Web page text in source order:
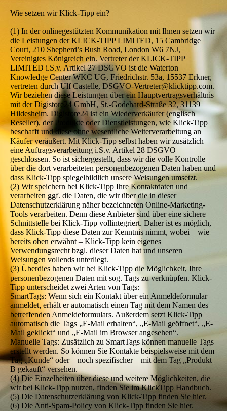
Wie setzen wir Klick-Tipp ein?
(1) In der onlinegestützten Kommunikation mit Ihnen setzen wir
die Leistungen der KLICK-TIPP LIMITED, 15 Cambridge
Court, 210 Shepherd’s Bush Road, London W6 7NJ,
Vereinigtes Königreich ein. Vertreter der KLICK-TIPP
LIMITED i.S.v. Artikel 27 DSGVO ist die Waterton
Knowledge Center WKC UG, Friedrichstr. 53a, 15537 Erkner,
vertreten durch Ulf Castelle, DSGVO-Vertreter@klicktipp.com.
Wir beziehen diese Leistungen über ein Hauptvertragsverhältnis
mit der Digistore24 GmbH, St.-Godehard-Straße 32, 31139
Hildesheim. Digistore24 ist ein Wiederverkäufer (englisch
Reseller), der Produkte oder Dienstleistungen, wie Klick-Tipp
beschafft und diese ohne wesentliche Weiterverarbeitung an
Käufer veräußert. Mit Klick-Tipp selbst haben wir zusätzlich
eine Auftragsverarbeitung i.S.v. Artikel 28 DSGVO
geschlossen. So ist sichergestellt, dass wir die volle Kontrolle
über die dort verarbeiteten personenbezogenen Daten haben und
dass Klick-Tipp spiegelbildlich unsere Weisungen umsetzt.
(2) Wir speichern bei Klick-Tipp Ihre Kontaktdaten und
verarbeiten ggf. die Daten, die wir über die in dieser
Datenschutzerklärung näher bezeichneten Online-Marketing-
Tools verarbeiten. Denn diese Anbieter sind über eine sichere
Schnittstelle bei Klick-Tipp vollintegriert. Daher ist es möglich,
dass Klick-Tipp diese Daten zur Kenntnis nimmt, wobei – wie
bereits oben erwähnt – Klick-Tipp kein eigenes
Verwendungsrecht bzgl. dieser Daten hat und unseren
Weisungen vollends unterliegt.
(3) Überdies haben wir bei Klick-Tipp die Möglichkeit, Ihre
personenbezogenen Daten mit sog. Tags zu verknüpfen. Klick-
Tipp unterscheidet zwei Arten von Tags:
SmartTags: Wenn sich ein Kontakt über ein Anmeldeformular
anmeldet, erhält er automatisch einen Tag mit dem Namen des
betreffenden Anmeldeformulars. Außerdem setzt Klick-Tipp
automatisch die Tags „E-Mail erhalten“, „E-Mail geöffnet“, „E-
Mail geklickt“ und „E-Mail im Browser angesehen“.
Manuelle Tags: Zusätzlich zu SmartTags können manuelle Tags
erstellt werden. So können Sie Kontakte beispielsweise mit dem
Tag „Kunde“ oder – noch spezifischer – mit dem Tag „Produkt
B gekauft“ versehen.
(4) Die Einzelheiten über diese und weitere Möglichkeiten, die
wir bei Klick-Tipp nutzen, finden Sie im KlickTipp Handbuch.
(5) Die Datenschutzerklärung von Klick-Tipp finden Sie hier.
(6) Die Anti-Spam-Policy von Klick-Tipp finden Sie hier.